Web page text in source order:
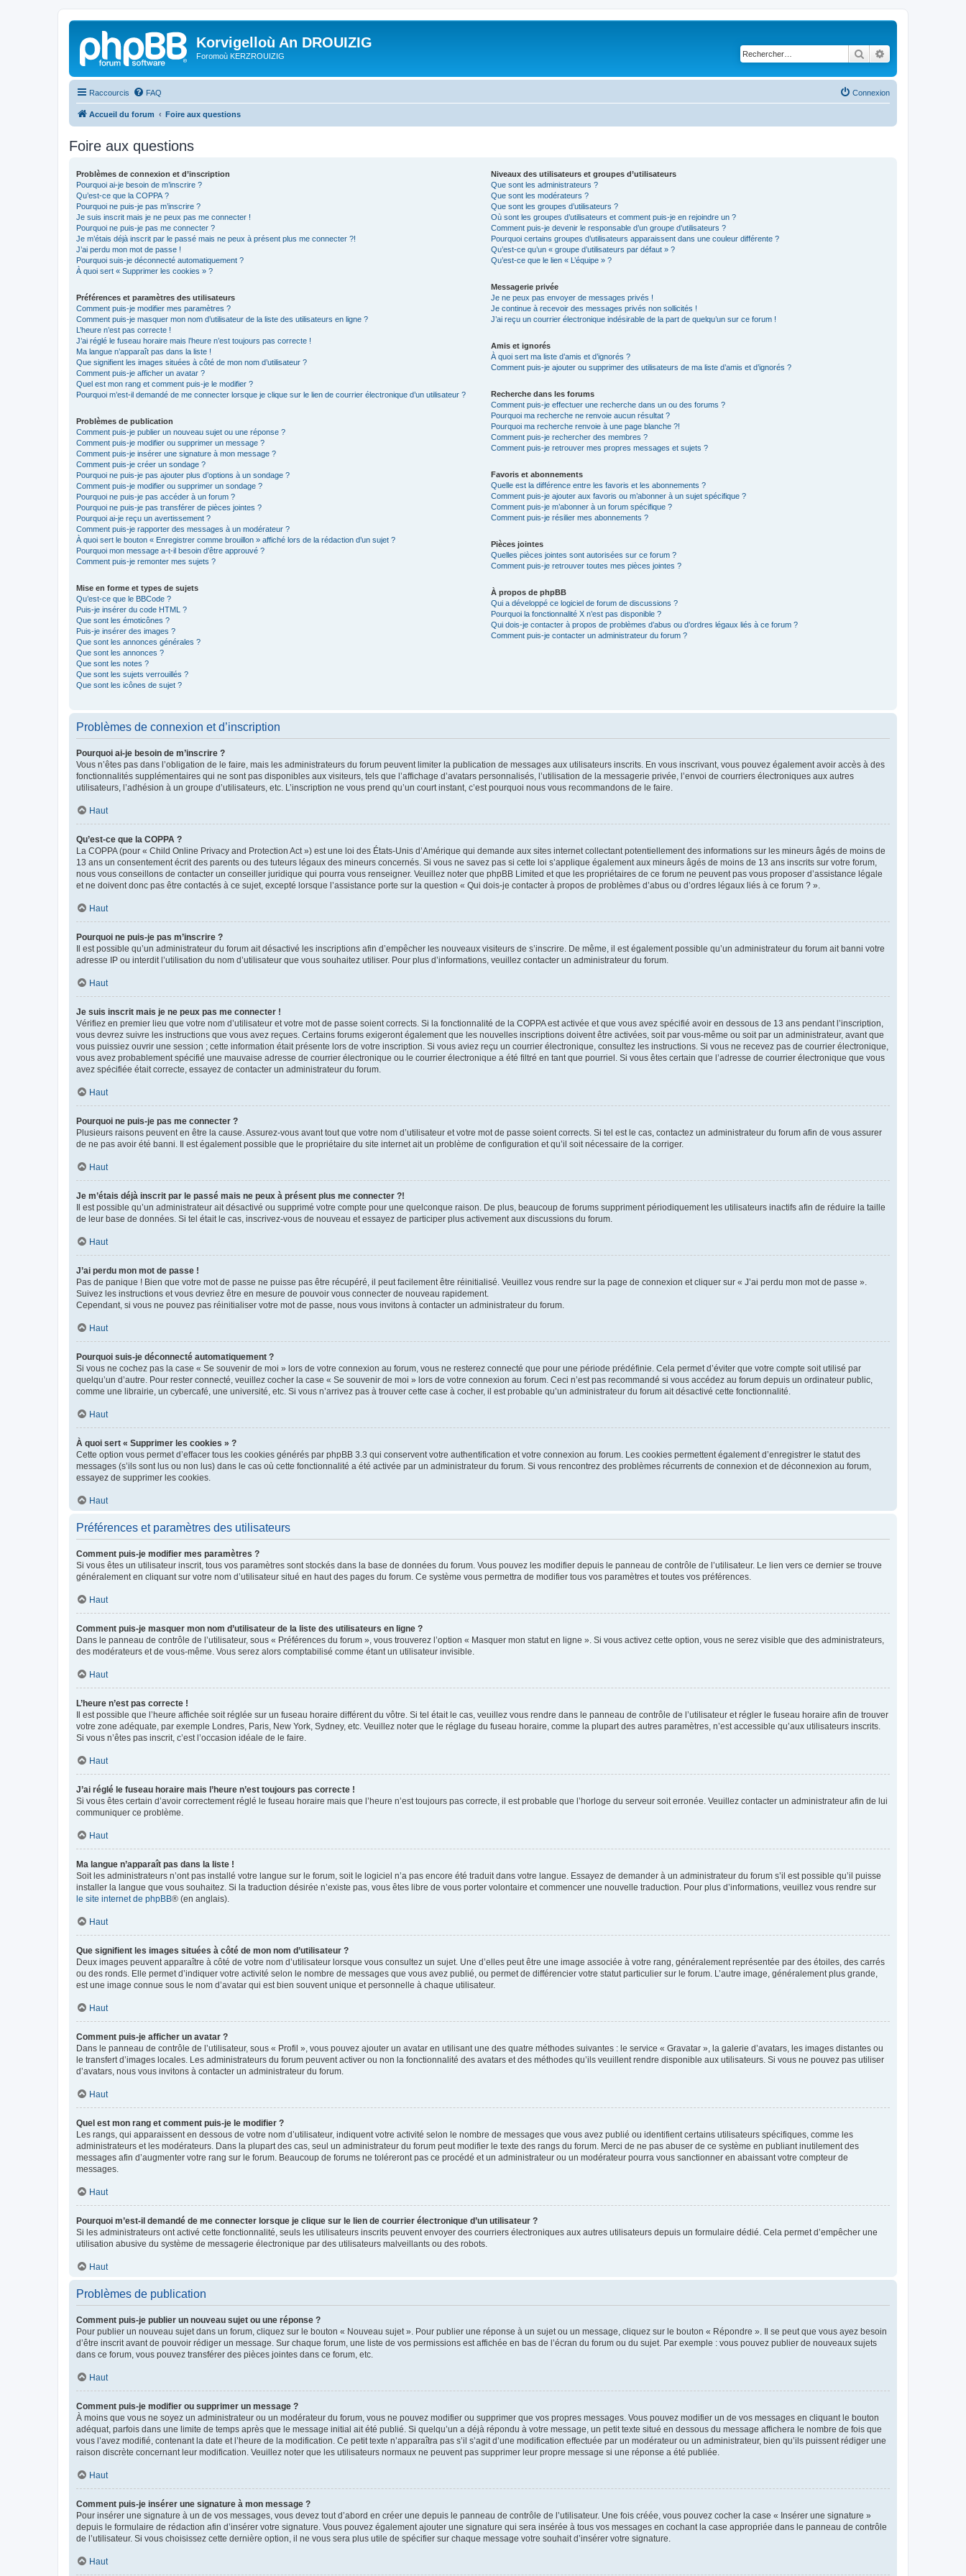
Korvigelloù An DROUIZIG
Foromoù KERZROUIZIG Rechercher
Raccourcis FAQ Connexion
Accueil du forum Foire aux questions
Foire aux questions
Problèmes de connexion et d’inscription
Pourquoi ai-je besoin de m’inscrire ?
Qu’est-ce que la COPPA ?
Pourquoi ne puis-je pas m’inscrire ?
Je suis inscrit mais je ne peux pas me connecter !
Pourquoi ne puis-je pas me connecter ?
Je m’étais déjà inscrit par le passé mais ne peux à présent plus me connecter ?!
J’ai perdu mon mot de passe !
Pourquoi suis-je déconnecté automatiquement ?
À quoi sert « Supprimer les cookies » ?
Préférences et paramètres des utilisateurs
Comment puis-je modifier mes paramètres ?
Comment puis-je masquer mon nom d’utilisateur de la liste des utilisateurs en ligne ?
L’heure n’est pas correcte !
J’ai réglé le fuseau horaire mais l’heure n’est toujours pas correcte !
Ma langue n’apparaît pas dans la liste !
Que signifient les images situées à côté de mon nom d’utilisateur ?
Comment puis-je afficher un avatar ?
Quel est mon rang et comment puis-je le modifier ?
Pourquoi m’est-il demandé de me connecter lorsque je clique sur le lien de courrier électronique d’un utilisateur ?
Problèmes de publication
Comment puis-je publier un nouveau sujet ou une réponse ?
Comment puis-je modifier ou supprimer un message ?
Comment puis-je insérer une signature à mon message ?
Comment puis-je créer un sondage ?
Pourquoi ne puis-je pas ajouter plus d’options à un sondage ?
Comment puis-je modifier ou supprimer un sondage ?
Pourquoi ne puis-je pas accéder à un forum ?
Pourquoi ne puis-je pas transférer de pièces jointes ?
Pourquoi ai-je reçu un avertissement ?
Comment puis-je rapporter des messages à un modérateur ?
À quoi sert le bouton « Enregistrer comme brouillon » affiché lors de la rédaction d’un sujet ?
Pourquoi mon message a-t-il besoin d’être approuvé ?
Comment puis-je remonter mes sujets ?
Mise en forme et types de sujets
Qu’est-ce que le BBCode ?
Puis-je insérer du code HTML ?
Que sont les émoticônes ?
Puis-je insérer des images ?
Que sont les annonces générales ?
Que sont les annonces ?
Que sont les notes ?
Que sont les sujets verrouillés ?
Que sont les icônes de sujet ?
Niveaux des utilisateurs et groupes d’utilisateurs
Que sont les administrateurs ?
Que sont les modérateurs ?
Que sont les groupes d’utilisateurs ?
Où sont les groupes d’utilisateurs et comment puis-je en rejoindre un ?
Comment puis-je devenir le responsable d’un groupe d’utilisateurs ?
Pourquoi certains groupes d’utilisateurs apparaissent dans une couleur différente ?
Qu’est-ce qu’un « groupe d’utilisateurs par défaut » ?
Qu’est-ce que le lien « L’équipe » ?
Messagerie privée
Je ne peux pas envoyer de messages privés !
Je continue à recevoir des messages privés non sollicités !
J’ai reçu un courrier électronique indésirable de la part de quelqu’un sur ce forum !
Amis et ignorés
À quoi sert ma liste d’amis et d’ignorés ?
Comment puis-je ajouter ou supprimer des utilisateurs de ma liste d’amis et d’ignorés ?
Recherche dans les forums
Comment puis-je effectuer une recherche dans un ou des forums ?
Pourquoi ma recherche ne renvoie aucun résultat ?
Pourquoi ma recherche renvoie à une page blanche ?!
Comment puis-je rechercher des membres ?
Comment puis-je retrouver mes propres messages et sujets ?
Favoris et abonnements
Quelle est la différence entre les favoris et les abonnements ?
Comment puis-je ajouter aux favoris ou m’abonner à un sujet spécifique ?
Comment puis-je m’abonner à un forum spécifique ?
Comment puis-je résilier mes abonnements ?
Pièces jointes
Quelles pièces jointes sont autorisées sur ce forum ?
Comment puis-je retrouver toutes mes pièces jointes ?
À propos de phpBB
Qui a développé ce logiciel de forum de discussions ?
Pourquoi la fonctionnalité X n’est pas disponible ?
Qui dois-je contacter à propos de problèmes d’abus ou d’ordres légaux liés à ce forum ?
Comment puis-je contacter un administrateur du forum ?
Problèmes de connexion et d’inscription
Pourquoi ai-je besoin de m’inscrire ?
Vous n’êtes pas dans l’obligation de le faire, mais les administrateurs du forum peuvent limiter la publication de messages aux utilisateurs inscrits. En vous inscrivant, vous pouvez également avoir accès à des
fonctionnalités supplémentaires qui ne sont pas disponibles aux visiteurs, tels que l’affichage d’avatars personnalisés, l’utilisation de la messagerie privée, l’envoi de courriers électroniques aux autres
utilisateurs, l’adhésion à un groupe d’utilisateurs, etc. L’inscription ne vous prend qu’un court instant, c’est pourquoi nous vous recommandons de le faire.
Haut
Qu’est-ce que la COPPA ?
La COPPA (pour « Child Online Privacy and Protection Act ») est une loi des États-Unis d’Amérique qui demande aux sites internet collectant potentiellement des informations sur les mineurs âgés de moins de
13 ans un consentement écrit des parents ou des tuteurs légaux des mineurs concernés. Si vous ne savez pas si cette loi s’applique également aux mineurs âgés de moins de 13 ans inscrits sur votre forum,
nous vous conseillons de contacter un conseiller juridique qui pourra vous renseigner. Veuillez noter que phpBB Limited et que les propriétaires de ce forum ne peuvent pas vous proposer d’assistance légale
et ne doivent donc pas être contactés à ce sujet, excepté lorsque l’assistance porte sur la question « Qui dois-je contacter à propos de problèmes d’abus ou d’ordres légaux liés à ce forum ? ».
Haut
Pourquoi ne puis-je pas m’inscrire ?
Il est possible qu’un administrateur du forum ait désactivé les inscriptions afin d’empêcher les nouveaux visiteurs de s’inscrire. De même, il est également possible qu’un administrateur du forum ait banni votre
adresse IP ou interdit l’utilisation du nom d’utilisateur que vous souhaitez utiliser. Pour plus d’informations, veuillez contacter un administrateur du forum.
Haut
Je suis inscrit mais je ne peux pas me connecter !
Vérifiez en premier lieu que votre nom d’utilisateur et votre mot de passe soient corrects. Si la fonctionnalité de la COPPA est activée et que vous avez spécifié avoir en dessous de 13 ans pendant l’inscription,
vous devrez suivre les instructions que vous avez reçues. Certains forums exigeront également que les nouvelles inscriptions doivent être activées, soit par vous-même ou soit par un administrateur, avant que
vous puissiez ouvrir une session ; cette information était présente lors de votre inscription. Si vous aviez reçu un courrier électronique, consultez les instructions. Si vous ne recevez pas de courrier électronique,
vous avez probablement spécifié une mauvaise adresse de courrier électronique ou le courrier électronique a été filtré en tant que pourriel. Si vous êtes certain que l’adresse de courrier électronique que vous
avez spécifiée était correcte, essayez de contacter un administrateur du forum.
Haut
Pourquoi ne puis-je pas me connecter ?
Plusieurs raisons peuvent en être la cause. Assurez-vous avant tout que votre nom d’utilisateur et votre mot de passe soient corrects. Si tel est le cas, contactez un administrateur du forum afin de vous assurer
de ne pas avoir été banni. Il est également possible que le propriétaire du site internet ait un problème de configuration et qu’il soit nécessaire de la corriger.
Haut
Je m’étais déjà inscrit par le passé mais ne peux à présent plus me connecter ?!
Il est possible qu’un administrateur ait désactivé ou supprimé votre compte pour une quelconque raison. De plus, beaucoup de forums suppriment périodiquement les utilisateurs inactifs afin de réduire la taille
de leur base de données. Si tel était le cas, inscrivez-vous de nouveau et essayez de participer plus activement aux discussions du forum.
Haut
J’ai perdu mon mot de passe !
Pas de panique ! Bien que votre mot de passe ne puisse pas être récupéré, il peut facilement être réinitialisé. Veuillez vous rendre sur la page de connexion et cliquer sur « J’ai perdu mon mot de passe ».
Suivez les instructions et vous devriez être en mesure de pouvoir vous connecter de nouveau rapidement.
Cependant, si vous ne pouvez pas réinitialiser votre mot de passe, nous vous invitons à contacter un administrateur du forum.
Haut
Pourquoi suis-je déconnecté automatiquement ?
Si vous ne cochez pas la case « Se souvenir de moi » lors de votre connexion au forum, vous ne resterez connecté que pour une période prédéfinie. Cela permet d’éviter que votre compte soit utilisé par
quelqu’un d’autre. Pour rester connecté, veuillez cocher la case « Se souvenir de moi » lors de votre connexion au forum. Ceci n’est pas recommandé si vous accédez au forum depuis un ordinateur public,
comme une librairie, un cybercafé, une université, etc. Si vous n’arrivez pas à trouver cette case à cocher, il est probable qu’un administrateur du forum ait désactivé cette fonctionnalité.
Haut
À quoi sert « Supprimer les cookies » ?
Cette option vous permet d’effacer tous les cookies générés par phpBB 3.3 qui conservent votre authentification et votre connexion au forum. Les cookies permettent également d’enregistrer le statut des
messages (s’ils sont lus ou non lus) dans le cas où cette fonctionnalité a été activée par un administrateur du forum. Si vous rencontrez des problèmes récurrents de connexion et de déconnexion au forum,
essayez de supprimer les cookies.
Haut
Préférences et paramètres des utilisateurs
Comment puis-je modifier mes paramètres ?
Si vous êtes un utilisateur inscrit, tous vos paramètres sont stockés dans la base de données du forum. Vous pouvez les modifier depuis le panneau de contrôle de l’utilisateur. Le lien vers ce dernier se trouve
généralement en cliquant sur votre nom d’utilisateur situé en haut des pages du forum. Ce système vous permettra de modifier tous vos paramètres et toutes vos préférences.
Haut
Comment puis-je masquer mon nom d’utilisateur de la liste des utilisateurs en ligne ?
Dans le panneau de contrôle de l’utilisateur, sous « Préférences du forum », vous trouverez l’option « Masquer mon statut en ligne ». Si vous activez cette option, vous ne serez visible que des administrateurs,
des modérateurs et de vous-même. Vous serez alors comptabilisé comme étant un utilisateur invisible.
Haut
L’heure n’est pas correcte !
Il est possible que l’heure affichée soit réglée sur un fuseau horaire différent du vôtre. Si tel était le cas, veuillez vous rendre dans le panneau de contrôle de l’utilisateur et régler le fuseau horaire afin de trouver
votre zone adéquate, par exemple Londres, Paris, New York, Sydney, etc. Veuillez noter que le réglage du fuseau horaire, comme la plupart des autres paramètres, n’est accessible qu’aux utilisateurs inscrits.
Si vous n’êtes pas inscrit, c’est l’occasion idéale de le faire.
Haut
J’ai réglé le fuseau horaire mais l’heure n’est toujours pas correcte !
Si vous êtes certain d’avoir correctement réglé le fuseau horaire mais que l’heure n’est toujours pas correcte, il est probable que l’horloge du serveur soit erronée. Veuillez contacter un administrateur afin de lui
communiquer ce problème.
Haut
Ma langue n’apparaît pas dans la liste !
Soit les administrateurs n’ont pas installé votre langue sur le forum, soit le logiciel n’a pas encore été traduit dans votre langue. Essayez de demander à un administrateur du forum s’il est possible qu’il puisse
installer la langue que vous souhaitez. Si la traduction désirée n’existe pas, vous êtes libre de vous porter volontaire et commencer une nouvelle traduction. Pour plus d’informations, veuillez vous rendre sur
le site internet de phpBB® (en anglais).
Haut
Que signifient les images situées à côté de mon nom d’utilisateur ?
Deux images peuvent apparaître à côté de votre nom d’utilisateur lorsque vous consultez un sujet. Une d’elles peut être une image associée à votre rang, généralement représentée par des étoiles, des carrés
ou des ronds. Elle permet d’indiquer votre activité selon le nombre de messages que vous avez publié, ou permet de différencier votre statut particulier sur le forum. L’autre image, généralement plus grande,
est une image connue sous le nom d’avatar qui est bien souvent unique et personnelle à chaque utilisateur.
Haut
Comment puis-je afficher un avatar ?
Dans le panneau de contrôle de l’utilisateur, sous « Profil », vous pouvez ajouter un avatar en utilisant une des quatre méthodes suivantes : le service « Gravatar », la galerie d’avatars, les images distantes ou
le transfert d’images locales. Les administrateurs du forum peuvent activer ou non la fonctionnalité des avatars et des méthodes qu’ils veuillent rendre disponible aux utilisateurs. Si vous ne pouvez pas utiliser
d’avatars, nous vous invitons à contacter un administrateur du forum.
Haut
Quel est mon rang et comment puis-je le modifier ?
Les rangs, qui apparaissent en dessous de votre nom d’utilisateur, indiquent votre activité selon le nombre de messages que vous avez publié ou identifient certains utilisateurs spécifiques, comme les
administrateurs et les modérateurs. Dans la plupart des cas, seul un administrateur du forum peut modifier le texte des rangs du forum. Merci de ne pas abuser de ce système en publiant inutilement des
messages afin d’augmenter votre rang sur le forum. Beaucoup de forums ne toléreront pas ce procédé et un administrateur ou un modérateur pourra vous sanctionner en abaissant votre compteur de
messages.
Haut
Pourquoi m’est-il demandé de me connecter lorsque je clique sur le lien de courrier électronique d’un utilisateur ?
Si les administrateurs ont activé cette fonctionnalité, seuls les utilisateurs inscrits peuvent envoyer des courriers électroniques aux autres utilisateurs depuis un formulaire dédié. Cela permet d’empêcher une
utilisation abusive du système de messagerie électronique par des utilisateurs malveillants ou des robots.
Haut
Problèmes de publication
Comment puis-je publier un nouveau sujet ou une réponse ?
Pour publier un nouveau sujet dans un forum, cliquez sur le bouton « Nouveau sujet ». Pour publier une réponse à un sujet ou un message, cliquez sur le bouton « Répondre ». Il se peut que vous ayez besoin
d’être inscrit avant de pouvoir rédiger un message. Sur chaque forum, une liste de vos permissions est affichée en bas de l’écran du forum ou du sujet. Par exemple : vous pouvez publier de nouveaux sujets
dans ce forum, vous pouvez transférer des pièces jointes dans ce forum, etc.
Haut
Comment puis-je modifier ou supprimer un message ?
À moins que vous ne soyez un administrateur ou un modérateur du forum, vous ne pouvez modifier ou supprimer que vos propres messages. Vous pouvez modifier un de vos messages en cliquant le bouton
adéquat, parfois dans une limite de temps après que le message initial ait été publié. Si quelqu’un a déjà répondu à votre message, un petit texte situé en dessous du message affichera le nombre de fois que
vous l’avez modifié, contenant la date et l’heure de la modification. Ce petit texte n’apparaîtra pas s’il s’agit d’une modification effectuée par un modérateur ou un administrateur, bien qu’ils puissent rédiger une
raison discrète concernant leur modification. Veuillez noter que les utilisateurs normaux ne peuvent pas supprimer leur propre message si une réponse a été publiée.
Haut
Comment puis-je insérer une signature à mon message ?
Pour insérer une signature à un de vos messages, vous devez tout d’abord en créer une depuis le panneau de contrôle de l’utilisateur. Une fois créée, vous pouvez cocher la case « Insérer une signature »
depuis le formulaire de rédaction afin d’insérer votre signature. Vous pouvez également ajouter une signature qui sera insérée à tous vos messages en cochant la case appropriée dans le panneau de contrôle
de l’utilisateur. Si vous choisissez cette dernière option, il ne vous sera plus utile de spécifier sur chaque message votre souhait d’insérer votre signature.
Haut